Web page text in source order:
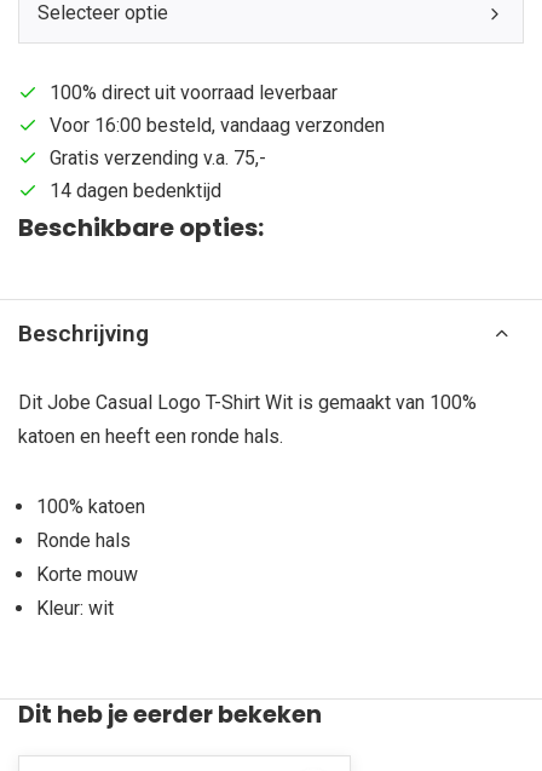
Selecteer optie
100% direct uit voorraad leverbaar
Voor 16:00 besteld, vandaag verzonden
Gratis verzending v.a. 75,-
14 dagen bedenktijd
Beschikbare opties:
Beschrijving
Dit Jobe Casual Logo T-Shirt Wit is gemaakt van 100%
katoen en heeft een ronde hals.
100% katoen
Ronde hals
Korte mouw
Kleur: wit
Dit heb je eerder bekeken